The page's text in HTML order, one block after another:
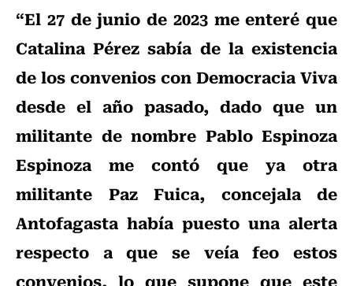
“El 27 de junio de 2023 me enteré que
Catalina Pérez sabía de la existencia
de los convenios con Democracia Viva
desde el año pasado, dado que un
militante de nombre Pablo Espinoza
Espinoza me contó que ya otra
militante Paz Fuica, concejala de
Antofagasta había puesto una alerta
respecto a que se veía feo estos
convenios, lo que supone que este